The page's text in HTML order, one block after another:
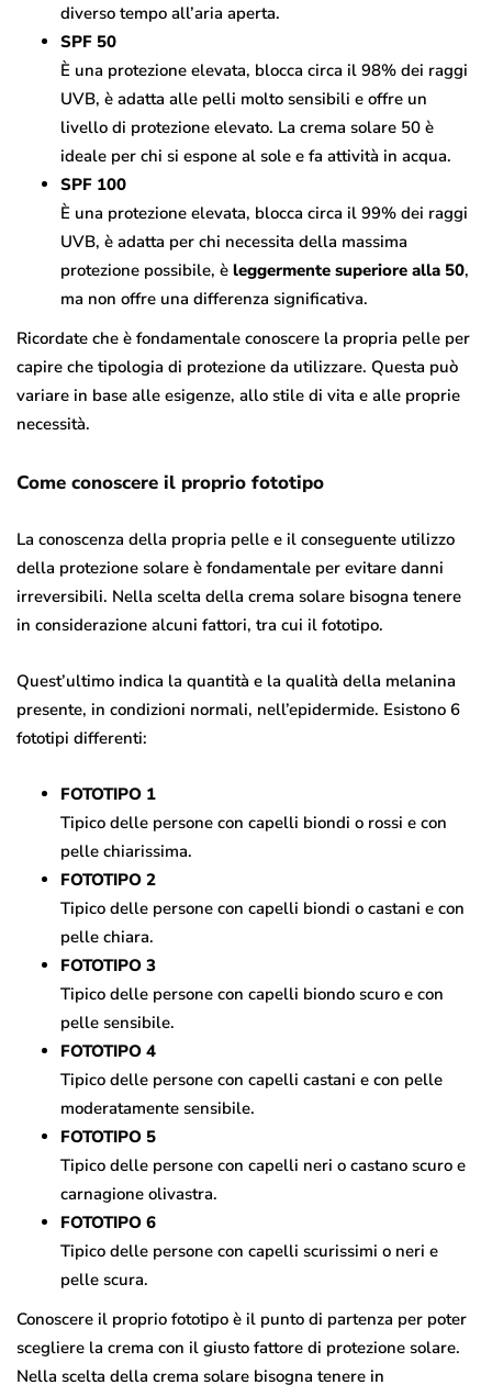
diverso tempo all’aria aperta.
SPF 50
È una protezione elevata, blocca circa il 98% dei raggi
UVB, è adatta alle pelli molto sensibili e offre un
livello di protezione elevato. La crema solare 50 è
ideale per chi si espone al sole e fa attività in acqua.
SPF 100
È una protezione elevata, blocca circa il 99% dei raggi
UVB, è adatta per chi necessita della massima
protezione possibile, è leggermente superiore alla 50,
ma non offre una differenza significativa.
Ricordate che è fondamentale conoscere la propria pelle per
capire che tipologia di protezione da utilizzare. Questa può
variare in base alle esigenze, allo stile di vita e alle proprie
necessità.
Come conoscere il proprio fototipo
La conoscenza della propria pelle e il conseguente utilizzo
della protezione solare è fondamentale per evitare danni
irreversibili. Nella scelta della crema solare bisogna tenere
in considerazione alcuni fattori, tra cui il fototipo.
Quest’ultimo indica la quantità e la qualità della melanina
presente, in condizioni normali, nell’epidermide. Esistono 6
fototipi differenti:
FOTOTIPO 1
Tipico delle persone con capelli biondi o rossi e con
pelle chiarissima.
FOTOTIPO 2
Tipico delle persone con capelli biondi o castani e con
pelle chiara.
FOTOTIPO 3
Tipico delle persone con capelli biondo scuro e con
pelle sensibile.
FOTOTIPO 4
Tipico delle persone con capelli castani e con pelle
moderatamente sensibile.
FOTOTIPO 5
Tipico delle persone con capelli neri o castano scuro e
carnagione olivastra.
FOTOTIPO 6
Tipico delle persone con capelli scurissimi o neri e
pelle scura.
Conoscere il proprio fototipo è il punto di partenza per poter
scegliere la crema con il giusto fattore di protezione solare.
Nella scelta della crema solare bisogna tenere in